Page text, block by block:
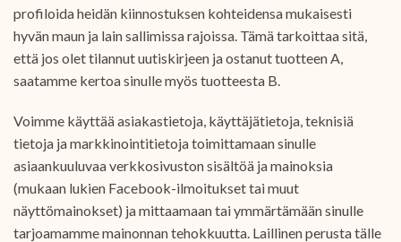
profiloida heidän kiinnostuksen kohteidensa mukaisesti
hyvän maun ja lain sallimissa rajoissa. Tämä tarkoittaa sitä,
että jos olet tilannut uutiskirjeen ja ostanut tuotteen A,
saatamme kertoa sinulle myös tuotteesta B.
Voimme käyttää asiakastietoja, käyttäjätietoja, teknisiä
tietoja ja markkinointitietoja toimittamaan sinulle
asiaankuuluvaa verkkosivuston sisältöä ja mainoksia
(mukaan lukien Facebook-ilmoitukset tai muut
näyttömainokset) ja mittaamaan tai ymmärtämään sinulle
tarjoamamme mainonnan tehokkuutta. Laillinen perusta tälle